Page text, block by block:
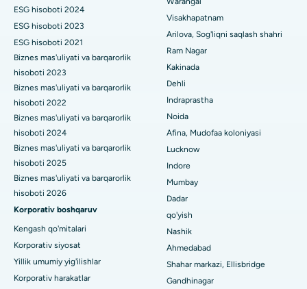
Suryaraopeta Main Road, Kakinadadagi eng yaxshi kasalxona
Kalkutta shahridagi Kanal aylanma yo'lidagi eng yaxshi
shifoxona
CBD Belapur, Navi Mumbaydagi eng yaxshi shifoxona
Panchavati, Nashikdagi eng yaxshi shifoxona
Sekunderabad, Haydaroboddagi eng yaxshi shifoxona
Seshadripuramdagi eng yaxshi kasalxona, Bangalor
Waltair Main Road, Visakhapatnamdagi eng yaxshi shifoxona
Subhash Nagar yo'lidagi eng yaxshi kasalxona, Karimnagar
Managari, Karaikudi shahridagi eng yaxshi shifoxona
Paratiroidektomiya
Seramika bilan umumiy tizzani almashtirish
ERCP
ESG hisoboti 2024
ESG hisoboti 2023
ESG hisoboti 2021
Biznes mas'uliyati va barqarorlik
hisoboti 2023
Biznes mas'uliyati va barqarorlik
hisoboti 2022
Biznes mas'uliyati va barqarorlik
hisoboti 2024
Biznes mas'uliyati va barqarorlik
hisoboti 2025
Biznes mas'uliyati va barqarorlik
hisoboti 2026
Korporativ boshqaruv
Kengash qo'mitalari
Korporativ siyosat
Yillik umumiy yig'ilishlar
Korporativ harakatlar
Visakhapatnam
Arilova, Sog'liqni saqlash shahri
Ram Nagar
Kakinada
Dehli
Indraprastha
Noida
Afina, Mudofaa koloniyasi
Lucknow
Indore
Mumbay
Dadar
qo'yish
Nashik
Ahmedabad
Shahar markazi, Ellisbridge
Gandhinagar